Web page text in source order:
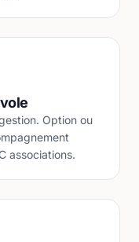
Option ou
associations.